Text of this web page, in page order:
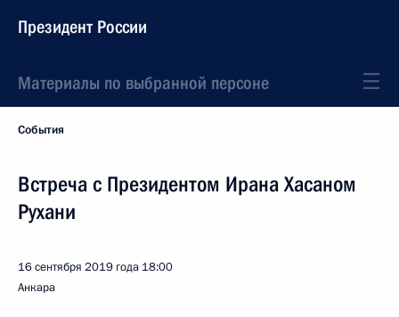
Президент России
Материалы по выбранной персоне
События
Встреча с Президентом Ирана Хасаном
Рухани
16 сентября 2019 года 18:00
Анкара